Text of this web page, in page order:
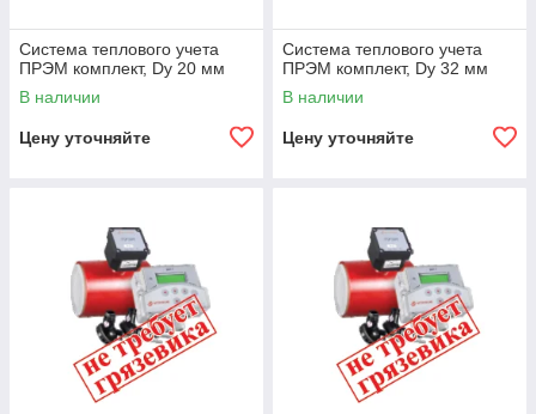
Система теплового учета
ПРЭМ комплект, Dy 20 мм
В наличии
Цену уточняйте
Система теплового учета
ПРЭМ комплект, Dy 32 мм
В наличии
Цену уточняйте